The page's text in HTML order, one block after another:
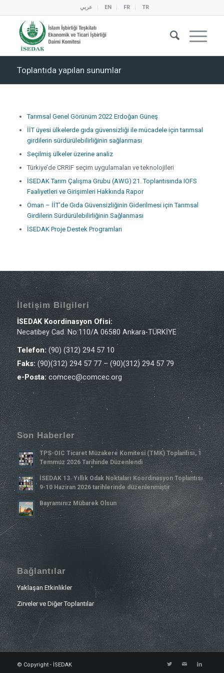
عربي EN FR TR
Toplantıda yapılan sunumlar
Tarımsal Genel Görünüm 2022 Erdoğan Güneş
İİT üyesi ülkelerde gıda güvensizliği ile mücadele için tarımsal
girdilerin sürdürülebilirliğinin sağlanması
Seçilmiş ülkeler üzerine analiz
Türkiye’de CRRIF seçim uygulamaları ve teknolojileri
İSEDAK Tarım Çalışma Grubu (AWG) 21. Toplantısında IOFS
Faaliyetleri ve Girişimleri Hakkında Rapor
Oman – İİT’de Gıda Güvensizliğinin Giderilmesi için Tarımsal
Girdilerin Sürdürülebilirliğinin Sağlanması
İSEDAK Proje Destek Programları
İletişim Bilgileri
İSEDAK Koordinasyon Ofisi:
Necatibey Cad. No:110/A 06580 Ankara-TÜRKİYE
Telefon:(90) (312) 294 57 10
Faks:(90)(312) 294 57 77 – (90)(312) 294 57 79
e-Posta:comcec@comcec.org
Son Haberler
TPS-OIC Ticaret Müzakere Komitesi (TMK) Toplantısı, 1
Temmuz 2026 Tarihinde Düzenlendi
İSEDAK 13. Yıllık Odak Noktaları Koordinasyon Toplantısı
9-10 Haziran 2026 tarihlerinde düzenlenmiştir
Bayramınız Mübarek Olsun
Bağlantılar
Yaklaşan Etkinlikler
Zirveler ve Diğer Toplantılar
© Copyright - İSEDAK